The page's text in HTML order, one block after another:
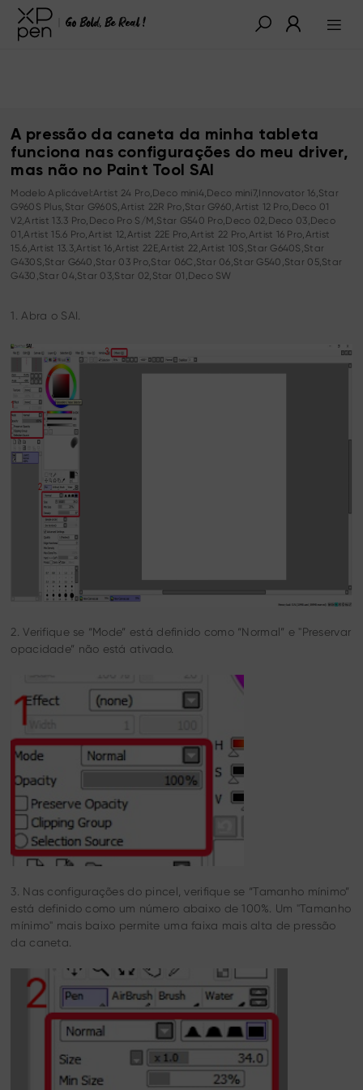
A pressão da caneta da minha tableta
funciona nas configurações do meu driver,
mas não no Paint Tool SAI
Modelo Aplicável:Artist 24 Pro,Deco mini4,Deco mini7,Innovator 16,Star
G960S Plus,Star G960S,Artist 22R Pro,Star G960,Artist 12 Pro,Deco 01
V2,Artist 13.3 Pro,Deco Pro S/M,Star G540 Pro,Deco 02,Deco 03,Deco
01,Artist 15.6 Pro,Artist 12,Artist 22E Pro,Artist 22 Pro,Artist 16 Pro,Artist
15.6,Artist 13.3,Artist 16,Artist 22E,Artist 22,Artist 10S,Star G640S,Star
G430S,Star G640,Star 03 Pro,Star 06C,Star 06,Star G540,Star 05,Star
G430,Star 04,Star 03,Star 02,Star 01,Deco SW
1. Abra o SAI.
2. Verifique se “Mode” está definido como “Normal” e "Preservar
opacidade” não está ativado.
3. Nas configurações do pincel, verifique se “Tamanho mínimo”
está definido como um número abaixo de 100%. Um "Tamanho
mínimo" mais baixo permite uma faixa mais alta de pressão
da caneta.